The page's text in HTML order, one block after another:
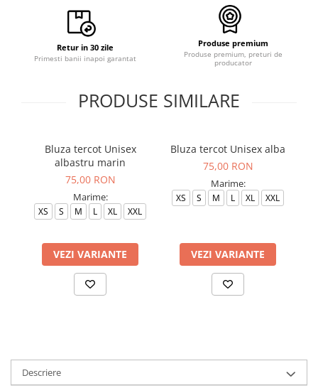
Retur in 30 zile
Primesti banii inapoi garantat
Produse premium
Produse premium, preturi de
producator
PRODUSE SIMILARE
Bluza tercot Unisex
albastru marin
75,00 RON
Marime:
XS S M L XL XXL
VEZI VARIANTE
Bluza tercot Unisex alba
75,00 RON
Marime:
XS S M L XL XXL
VEZI VARIANTE
Descriere